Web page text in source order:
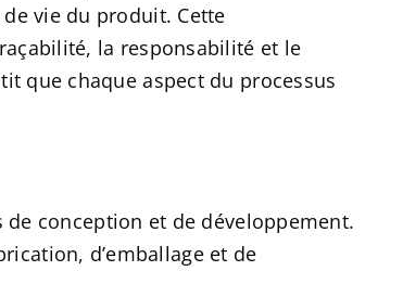
vie du produit. Cette
la responsabilité et le
que chaque aspect du processus
conception et de développement.
d’emballage et de